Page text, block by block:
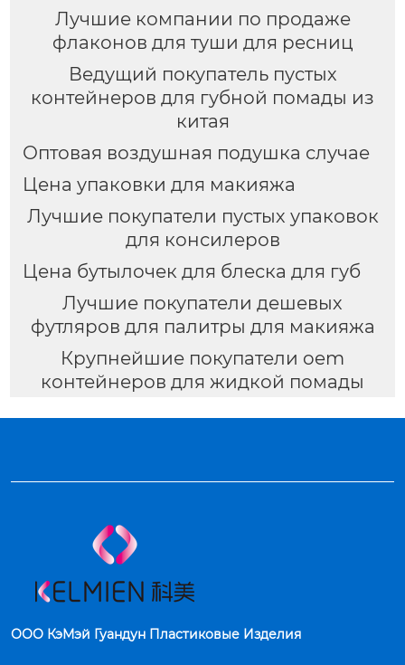
Лучшие компании по продаже
флаконов для туши для ресниц
Ведущий покупатель пустых
контейнеров для губной помады из
китая
Оптовая воздушная подушка случае
Цена упаковки для макияжа
Лучшие покупатели пустых упаковок
для консилеров
Цена бутылочек для блеска для губ
Лучшие покупатели дешевых
футляров для палитры для макияжа
Крупнейшие покупатели oem
контейнеров для жидкой помады
ООО КэМэй Гуандун Пластиковые Изделия